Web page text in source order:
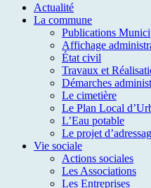
Actualité
La commune
Publications
Affichage
État civil
Travaux et
Démarches
Le cimetière
Le Plan Local
L’Eau potable
Le projet
Vie sociale
Actions sociales
Les Associations
Les Entreprises